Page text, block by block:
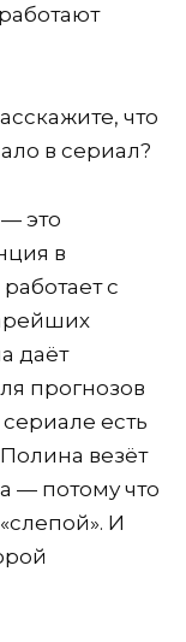
что
в сериал?
это
в
с
даёт
прогнозов
есть
везёт
— потому что
И